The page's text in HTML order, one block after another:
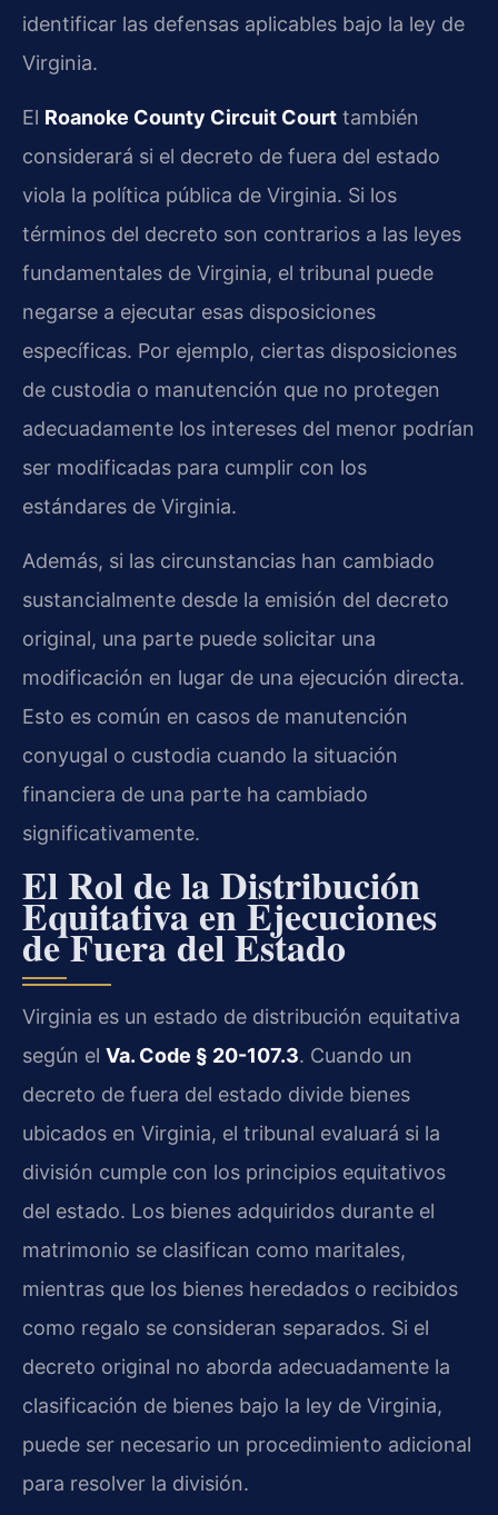
identificar las defensas aplicables bajo la ley de
Virginia.
El Roanoke County Circuit Court también
considerará si el decreto de fuera del estado
viola la política pública de Virginia. Si los
términos del decreto son contrarios a las leyes
fundamentales de Virginia, el tribunal puede
negarse a ejecutar esas disposiciones
específicas. Por ejemplo, ciertas disposiciones
de custodia o manutención que no protegen
adecuadamente los intereses del menor podrían
ser modificadas para cumplir con los
estándares de Virginia.
Además, si las circunstancias han cambiado
sustancialmente desde la emisión del decreto
original, una parte puede solicitar una
modificación en lugar de una ejecución directa.
Esto es común en casos de manutención
conyugal o custodia cuando la situación
financiera de una parte ha cambiado
significativamente.
El Rol de la Distribución
Equitativa en Ejecuciones
de Fuera del Estado
Virginia es un estado de distribución equitativa
según el Va. Code § 20-107.3. Cuando un
decreto de fuera del estado divide bienes
ubicados en Virginia, el tribunal evaluará si la
división cumple con los principios equitativos
del estado. Los bienes adquiridos durante el
matrimonio se clasifican como maritales,
mientras que los bienes heredados o recibidos
como regalo se consideran separados. Si el
decreto original no aborda adecuadamente la
clasificación de bienes bajo la ley de Virginia,
puede ser necesario un procedimiento adicional
para resolver la división.